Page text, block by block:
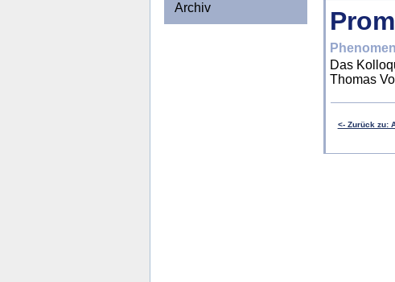
Archiv
Das
Thomas
<- Zurück zu: